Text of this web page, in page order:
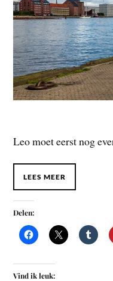
Leo moet eerst nog
LEES MEER
Delen:
Vind ik leuk: